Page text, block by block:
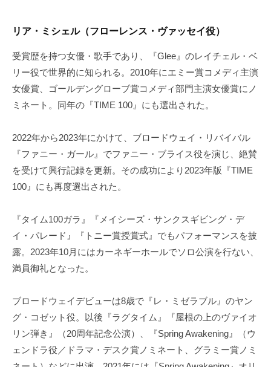
リア・ミシェル（フローレンス・ヴァッセイ役）
受賞歴を持つ女優・歌手であり、『Glee』のレイチェル・ベ
リー役で世界的に知られる。2010年にエミー賞コメディ主演
女優賞、ゴールデングローブ賞コメディ部門主演女優賞にノ
ミネート。同年の『TIME 100』にも選出された。
2022年から2023年にかけて、ブロードウェイ・リバイバル
『ファニー・ガール』でファニー・ブライス役を演じ、絶賛
を受けて興行記録を更新。その成功により2023年版『TIME
100』にも再度選出された。
『タイム100ガラ』『メイシーズ・サンクスギビング・デ
イ・パレード』『トニー賞授賞式』でもパフォーマンスを披
露。2023年10月にはカーネギーホールでソロ公演を行ない、
満員御礼となった。
ブロードウェイデビューは8歳で『レ・ミゼラブル』のヤン
グ・コゼット役。以後『ラグタイム』『屋根の上のヴァイオ
リン弾き』（20周年記念公演）、『Spring Awakening』（ウ
ェンドラ役／ドラマ・デスク賞ノミネート、グラミー賞ノミ